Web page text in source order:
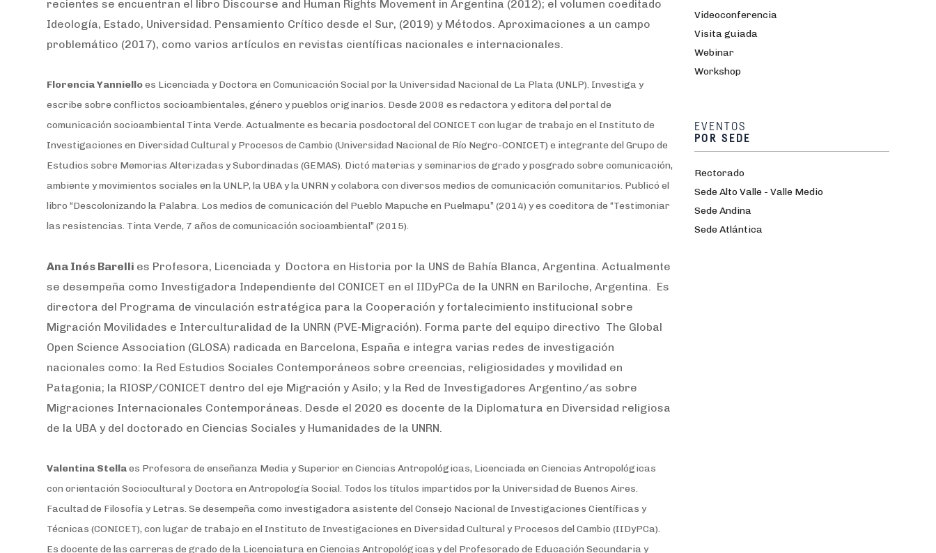
recientes se encuentran el libro Discourse and Human Rights Movement in Argentina (2012); el volumen coeditado
Ideología, Estado, Universidad. Pensamiento Crítico desde el Sur, (2019) y Métodos. Aproximaciones a un campo
problemático (2017), como varios artículos en revistas científicas nacionales e internacionales.
Florencia Yannielloes Licenciada y Doctora en Comunicación Social por la Universidad Nacional de La Plata (UNLP). Investiga y
escribe sobre conflictos socioambientales, género y pueblos originarios. Desde 2008 es redactora y editora del portal de
comunicación socioambiental Tinta Verde. Actualmente es becaria posdoctoral del CONICET con lugar de trabajo en el Instituto de
Investigaciones en Diversidad Cultural y Procesos de Cambio (Universidad Nacional de Río Negro-CONICET) e integrante del Grupo de
Estudios sobre Memorias Alterizadas y Subordinadas (GEMAS). Dictó materias y seminarios de grado y posgrado sobre comunicación,
ambiente y movimientos sociales en la UNLP, la UBA y la UNRN y colabora con diversos medios de comunicación comunitarios. Publicó el
libro “Descolonizando la Palabra. Los medios de comunicación del Pueblo Mapuche en Puelmapu” (2014) y es coeditora de “Testimoniar
las resistencias. Tinta Verde, 7 años de comunicación socioambiental” (2015).
Ana Inés Barelli es Profesora, Licenciada y Doctora en Historia por la UNS de Bahía Blanca, Argentina. Actualmente
se desempeña como Investigadora Independiente del CONICET en el IIDyPCa de la UNRN en Bariloche, Argentina. Es
directora del Programa de vinculación estratégica para la Cooperación y fortalecimiento institucional sobre
Migración Movilidades e Interculturalidad de la UNRN (PVE-Migración). Forma parte del equipo directivo The Global
Open Science Association (GLOSA) radicada en Barcelona, España e integra varias redes de investigación
nacionales como: la Red Estudios Sociales Contemporáneos sobre creencias, religiosidades y movilidad en
Patagonia; la RIOSP/CONICET dentro del eje Migración y Asilo; y la Red de Investigadores Argentino/as sobre
Migraciones Internacionales Contemporáneas. Desde el 2020 es docente de la Diplomatura en Diversidad religiosa
de la UBA y del doctorado en Ciencias Sociales y Humanidades de la UNRN.
Valentina Stellaes Profesora de enseñanza Media y Superior en Ciencias Antropológicas, Licenciada en Ciencias Antropológicas
con orientación Sociocultural y Doctora en Antropología Social. Todos los títulos impartidos por la Universidad de Buenos Aires.
Facultad de Filosofía y Letras. Se desempeña como investigadora asistente del Consejo Nacional de Investigaciones Científicas y
Técnicas (CONICET), con lugar de trabajo en el Instituto de Investigaciones en Diversidad Cultural y Procesos del Cambio (IIDyPCa).
Es docente de las carreras de grado de la Licenciatura en Ciencias Antropológicas y del Profesorado de Educación Secundaria y
Videoconferencia
Visita guiada
Webinar
Workshop
EVENTOS
POR SEDE
Rectorado
Sede Alto Valle - Valle Medio
Sede Andina
Sede Atlántica